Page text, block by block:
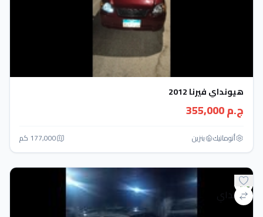
هيونداي فيرنا 2012
ج.م 355,000
أتوماتيك‎ بنزين 177,000 كم